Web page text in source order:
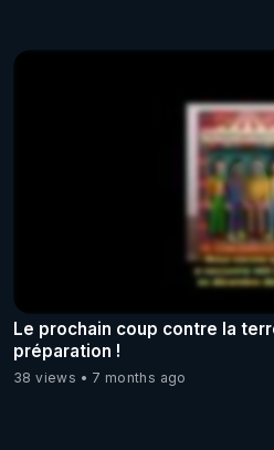
Le prochain coup contre la
préparation !
38 views 7 months ago